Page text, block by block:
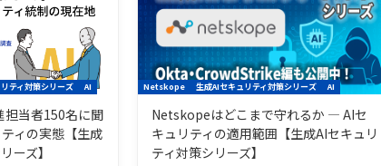
ティ対策シリーズ AI
担当者150名に聞
ィの実態【生成
ーズ】
Netskope 生成AIセキュリティ対策シリーズ AI
Netskopeはどこまで守れるか ― AIセ
キュリティの適用範囲【生成AIセキュリ
ティ対策シリーズ】